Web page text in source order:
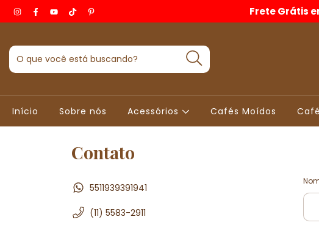
Frete Grátis
Início Sobre nós Acessórios Cafés Moídos
Contato
5511939391941
(11) 5583-2911